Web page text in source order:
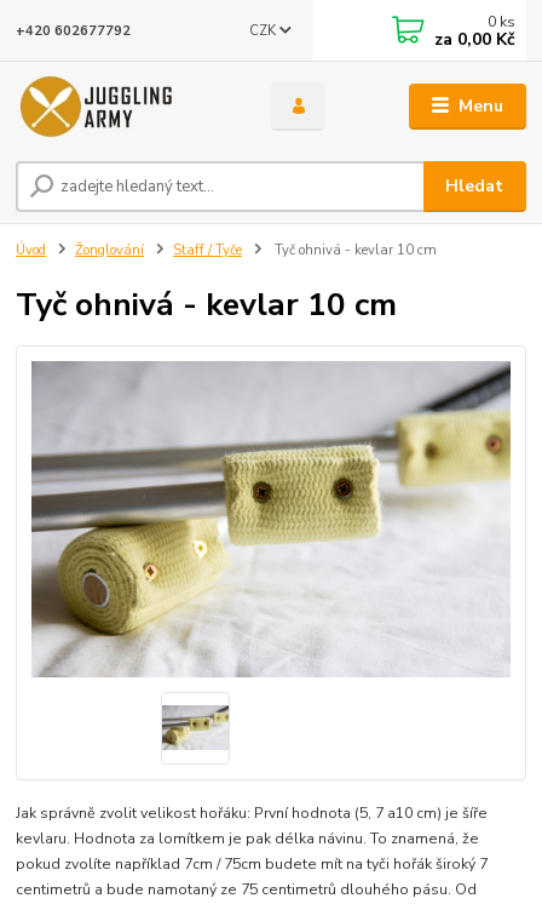
Menu
CZK
Hledat
+420 602677792 0 ks
za 0,00 Kč
Úvod Žonglování Staff / Tyče Tyč ohnivá - kevlar 10 cm
Tyč ohnivá - kevlar 10 cm
Jak správně zvolit velikost hořáku: První hodnota (5, 7 a10 cm) je šíře
kevlaru. Hodnota za lomítkem je pak délka návinu. To znamená, že
pokud zvolíte například 7cm / 75cm budete mít na tyči hořák široký 7
centimetrů a bude namotaný ze 75 centimetrů dlouhého pásu. Od